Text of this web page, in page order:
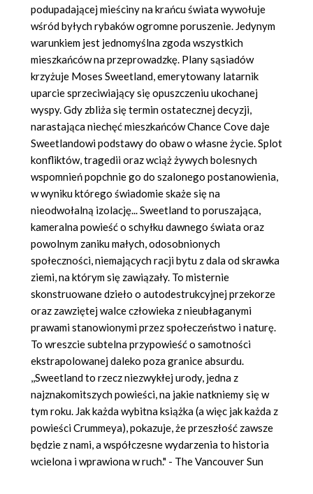
podupadającej mieściny na krańcu świata wywołuje
wśród byłych rybaków ogromne poruszenie. Jedynym
warunkiem jest jednomyślna zgoda wszystkich
mieszkańców na przeprowadzkę. Plany sąsiadów
krzyżuje Moses Sweetland, emerytowany latarnik
uparcie sprzeciwiający się opuszczeniu ukochanej
wyspy. Gdy zbliża się termin ostatecznej decyzji,
narastająca niechęć mieszkańców Chance Cove daje
Sweetlandowi podstawy do obaw o własne życie. Splot
konfliktów, tragedii oraz wciąż żywych bolesnych
wspomnień popchnie go do szalonego postanowienia,
w wyniku którego świadomie skaże się na
nieodwołalną izolację... Sweetland to poruszająca,
kameralna powieść o schyłku dawnego świata oraz
powolnym zaniku małych, odosobnionych
społeczności, niemających racji bytu z dala od skrawka
ziemi, na którym się zawiązały. To misternie
skonstruowane dzieło o autodestrukcyjnej przekorze
oraz zawziętej walce człowieka z nieubłaganymi
prawami stanowionymi przez społeczeństwo i naturę.
To wreszcie subtelna przypowieść o samotności
ekstrapolowanej daleko poza granice absurdu.
,,Sweetland to rzecz niezwykłej urody, jedna z
najznakomitszych powieści, na jakie natkniemy się w
tym roku. Jak każda wybitna książka (a więc jak każda z
powieści Crummeya), pokazuje, że przeszłość zawsze
będzie z nami, a współczesne wydarzenia to historia
wcielona i wprawiona w ruch." - The Vancouver Sun